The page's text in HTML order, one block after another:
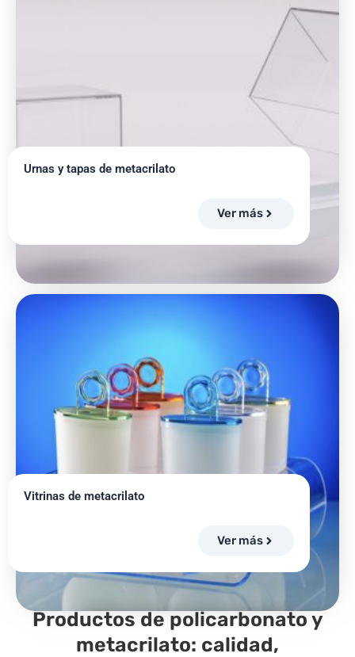
Urnas y tapas de metacrilato
Ver más
Vitrinas de metacrilato
Ver más
Productos de policarbonato y
metacrilato: calidad,